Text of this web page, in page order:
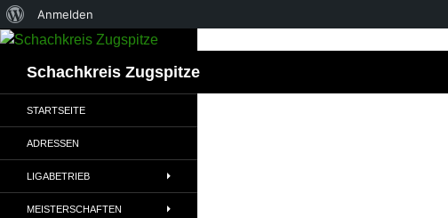
Über
WordPress
Anmelden
Zum
springenSchachkreis Zugspitze
STARTSEITE
ADRESSEN
LIGABETRIEB
MEISTERSCHAFTEN